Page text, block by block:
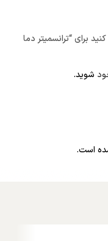
است.
برای “ترانسمیتر دما
شوید.